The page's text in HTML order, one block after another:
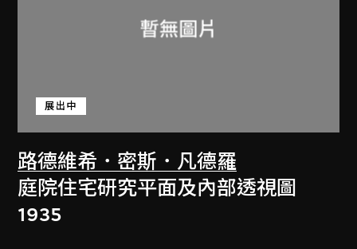
路德維希．密斯．凡德羅
展出中
庭院住宅研究平面及內部透視圖
1935